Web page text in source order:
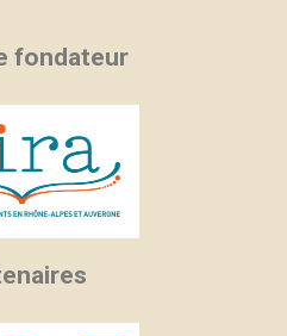
fondateur